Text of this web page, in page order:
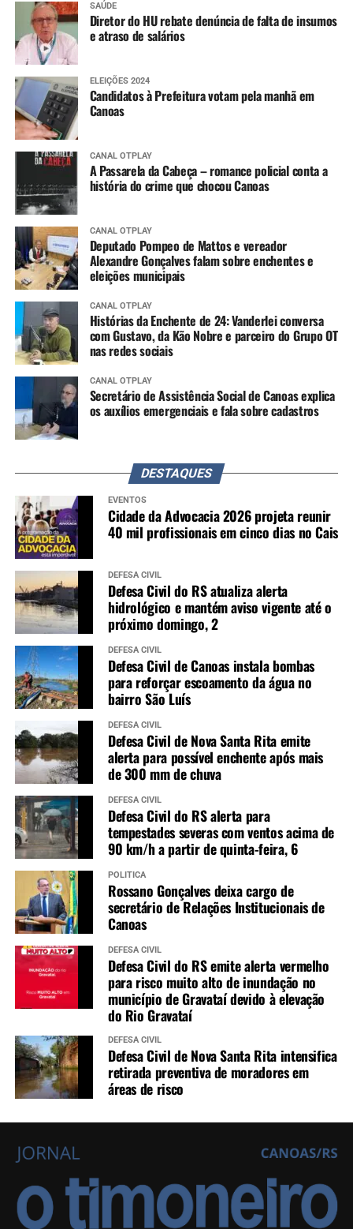
SAÚDE
Diretor do HU rebate denúncia de falta de insumos
e atraso de salários
ELEIÇÕES 2024
Candidatos à Prefeitura votam pela manhã em
Canoas
CANAL OTPLAY
A Passarela da Cabeça – romance policial conta a
história do crime que chocou Canoas
CANAL OTPLAY
Deputado Pompeo de Mattos e vereador
Alexandre Gonçalves falam sobre enchentes e
eleições municipais
CANAL OTPLAY
Histórias da Enchente de 24: Vanderlei conversa
com Gustavo, da Kão Nobre e parceiro do Grupo OT
nas redes sociais
CANAL OTPLAY
Secretário de Assistência Social de Canoas explica
os auxílios emergenciais e fala sobre cadastros
DESTAQUES
EVENTOS
Cidade da Advocacia 2026 projeta reunir
40 mil profissionais em cinco dias no Cais
DEFESA CIVIL
Defesa Civil do RS atualiza alerta
hidrológico e mantém aviso vigente até o
próximo domingo, 2
DEFESA CIVIL
Defesa Civil de Canoas instala bombas
para reforçar escoamento da água no
bairro São Luís
DEFESA CIVIL
Defesa Civil de Nova Santa Rita emite
alerta para possível enchente após mais
de 300 mm de chuva
DEFESA CIVIL
Defesa Civil do RS alerta para
tempestades severas com ventos acima de
90 km/h a partir de quinta-feira, 6
POLÍTICA
Rossano Gonçalves deixa cargo de
secretário de Relações Institucionais de
Canoas
DEFESA CIVIL
Defesa Civil do RS emite alerta vermelho
para risco muito alto de inundação no
município de Gravataí devido à elevação
do Rio Gravataí
DEFESA CIVIL
Defesa Civil de Nova Santa Rita intensifica
retirada preventiva de moradores em
áreas de risco